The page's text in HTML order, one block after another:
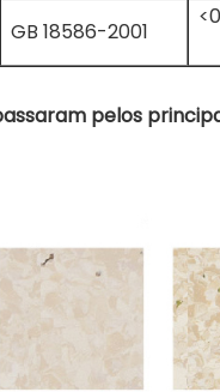
GB 18586-2001
pelos